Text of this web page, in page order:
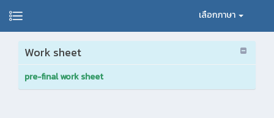
เลือกภาษา
Work sheet
pre-final work sheet